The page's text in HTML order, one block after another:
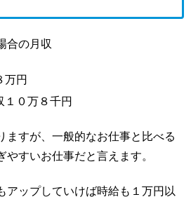
合の月収
万円
１０万８千円
ますが、一般的なお仕事と比べる
やすいお仕事だと言えます。
アップしていけば時給も１万円以